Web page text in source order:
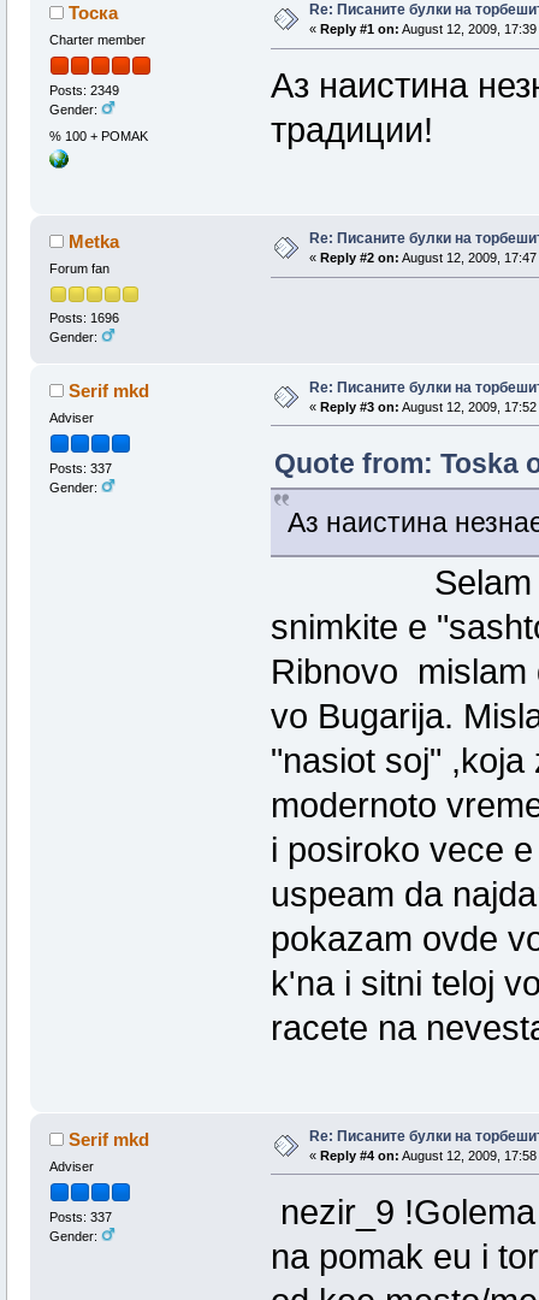
Тоска
Charter member
Posts: 2349
Gender:
% 100 + POMAK
Re: Писаните булки на
« Reply #1 on: August 12, 2009, 17:39
Аз наистина
традиции!
Metka
Forum fan
Posts: 1696
Gender:
Re: Писаните булки на
« Reply #2 on: August 12, 2009, 17:47
Serif mkd
Adviser
Posts: 337
Gender:
Re: Писаните булки на
« Reply #3 on: August 12, 2009, 17:52
Quote from: Toska
Аз наистина
Selam
snimkite e
Ribnovo mislam
vo Bugarija.
"nasiot soj"
modernoto
i posiroko vece
uspeam da
pokazam ovde
k'na i sitni teloj
racete na
Serif mkd
Adviser
Posts: 337
Gender:
Re: Писаните булки на
« Reply #4 on: August 12, 2009, 17:58
nezir_9
na pomak eu i